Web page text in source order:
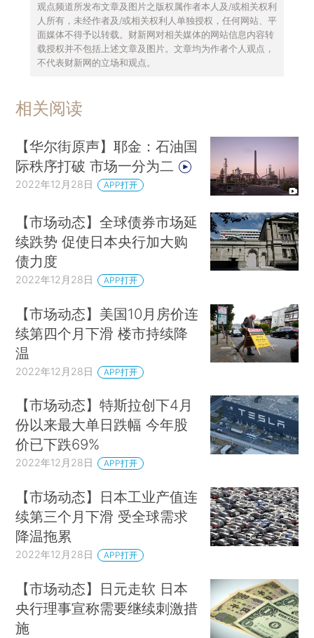
观点频道所发布文章及图片之版权属作者本人及/或相关权利
人所有，未经作者及/或相关权利人单独授权，任何网站、平
面媒体不得予以转载。财新网对相关媒体的网站信息内容转
载授权并不包括上述文章及图片。文章均为作者个人观点，
不代表财新网的立场和观点。
相关阅读
【华尔街原声】耶金：石油国
际秩序打破 市场一分为二
2022年12月28日 APP打开
【市场动态】全球债券市场延
续跌势 促使日本央行加大购
债力度
2022年12月28日 APP打开
【市场动态】美国10月房价连
续第四个月下滑 楼市持续降
温
2022年12月28日 APP打开
【市场动态】特斯拉创下4月
份以来最大单日跌幅 今年股
价已下跌69%
2022年12月28日 APP打开
【市场动态】日本工业产值连
续第三个月下滑 受全球需求
降温拖累
2022年12月28日 APP打开
【市场动态】日元走软 日本
央行理事宣称需要继续刺激措
施